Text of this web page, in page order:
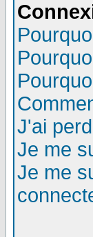
J'ai
Je me
Je me